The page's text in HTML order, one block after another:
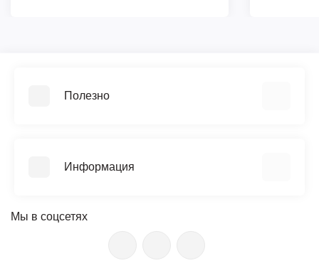
Полезно
Библиотека ГОСТ
Гарантия
Информация
Документы
Мы в соцсетях